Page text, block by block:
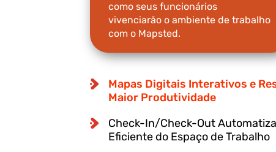
como seus funcionários
vivenciarão o ambiente de trabalho
com o Mapsted.
Mapas Digitais Interativos e
Maior Produtividade
Check-In/Check-Out
Eficiente do Espaço de Trabalho